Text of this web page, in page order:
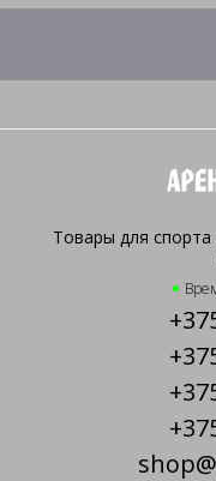
Товары для спорта